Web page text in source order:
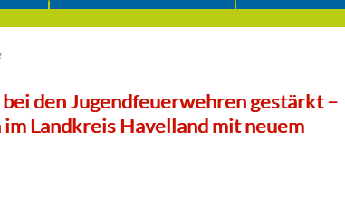
den Jugendfeuerwehren gestärkt –
Landkreis Havelland mit neuem